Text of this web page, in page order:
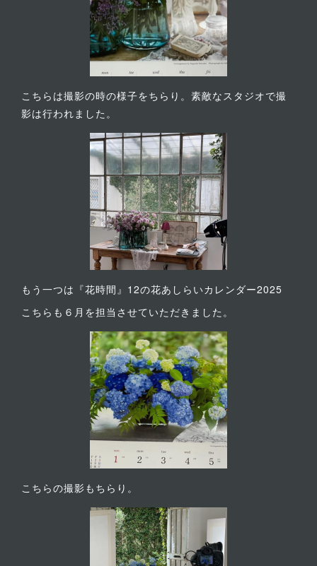
こちらは撮影の時の様子をちらり。素敵なスタジオで撮
影は行われました。
もう一つは『花時間』12の花あしらいカレンダー2025
こちらも６月を担当させていただきました。
こちらの撮影もちらり。